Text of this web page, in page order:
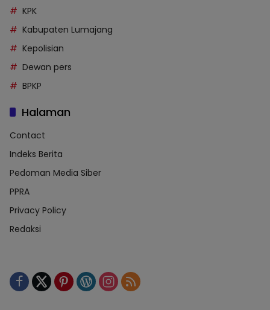
KPK
Kabupaten Lumajang
Kepolisian
Dewan pers
BPKP
Halaman
Contact
Indeks Berita
Pedoman Media Siber
PPRA
Privacy Policy
Redaksi